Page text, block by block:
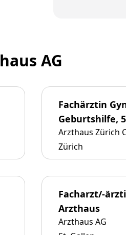
AG
Fachärztin
Geburtshilfe,
Arzthaus Zürich
Zürich
Facharzt/-
Arzthaus
Arzthaus AG